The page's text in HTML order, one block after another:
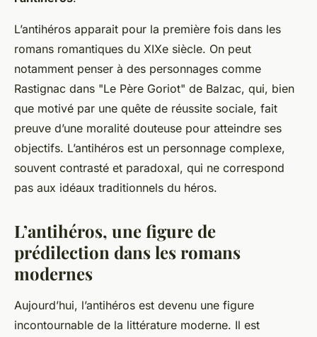
L’antihéros apparait pour la première fois dans les
romans romantiques du XIXe siècle. On peut
notamment penser à des personnages comme
Rastignac dans "Le Père Goriot" de Balzac, qui, bien
que motivé par une quête de réussite sociale, fait
preuve d’une moralité douteuse pour atteindre ses
objectifs. L’antihéros est un personnage complexe,
souvent contrasté et paradoxal, qui ne correspond
pas aux idéaux traditionnels du héros.
L’antihéros, une figure de
prédilection dans les romans
modernes
Aujourd’hui, l’antihéros est devenu une figure
incontournable de la littérature moderne. Il est